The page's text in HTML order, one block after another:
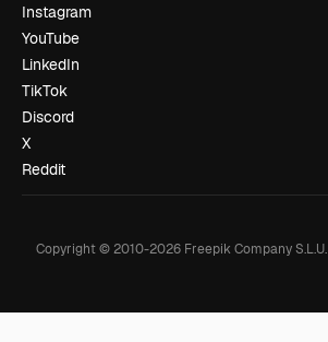
Instagram
YouTube
LinkedIn
TikTok
Discord
X
Reddit
Copyright © 2010-2026Freepik Company S.L.U.